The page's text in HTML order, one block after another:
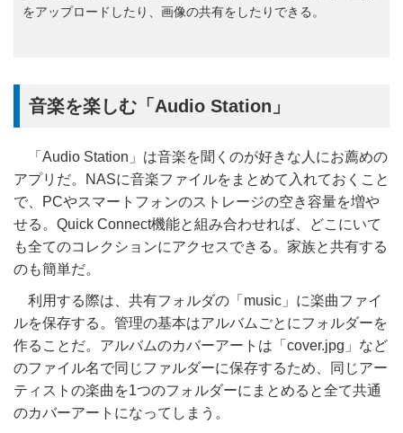
をアップロードしたり、画像の共有をしたりできる。
音楽を楽しむ「Audio Station」
「Audio Station」は音楽を聞くのが好きな人にお薦めの
アプリだ。NASに音楽ファイルをまとめて入れておくこと
で、PCやスマートフォンのストレージの空き容量を増や
せる。Quick Connect機能と組み合わせれば、どこにいて
も全てのコレクションにアクセスできる。家族と共有する
のも簡単だ。
利用する際は、共有フォルダの「music」に楽曲ファイ
ルを保存する。管理の基本はアルバムごとにフォルダーを
作ることだ。アルバムのカバーアートは「cover.jpg」など
のファイル名で同じファルダーに保存するため、同じアー
ティストの楽曲を1つのフォルダーにまとめると全て共通
のカバーアートになってしまう。